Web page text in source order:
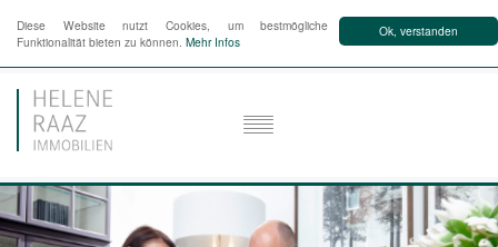
Ok, verstanden
Diese Website nutzt Cookies, um bestmögliche
Funktionalität bieten zu können. Mehr Infos
HOME
IMMOBILIEN